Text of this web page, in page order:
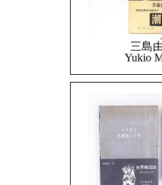
三島
Yukio